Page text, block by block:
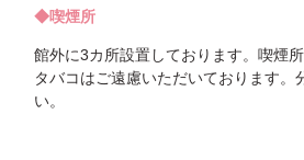
◆喫煙所
館外に3カ所設置しております。喫煙
タバコはご遠慮いただいております。
い。